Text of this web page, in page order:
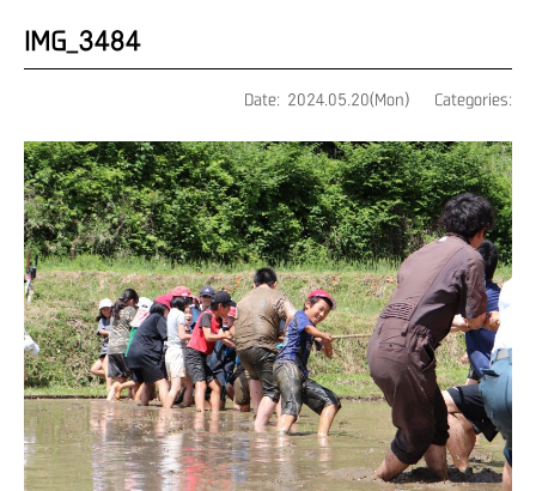
IMG_3484
Date: 2024.05.20(Mon) Categories: